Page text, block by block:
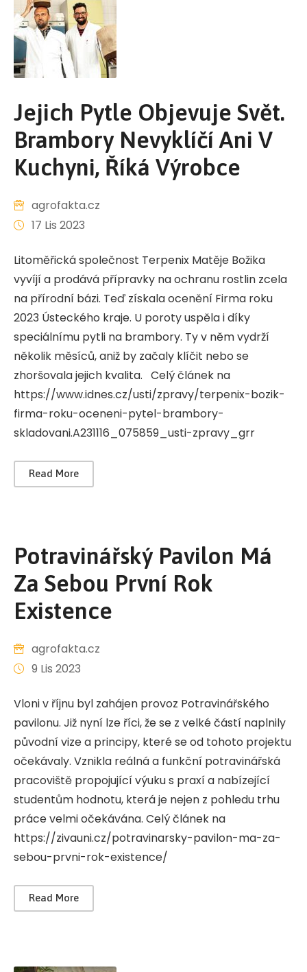
Jejich Pytle Objevuje Svět.
Brambory Nevyklíčí Ani V
Kuchyni, Říká Výrobce
agrofakta.cz
17 Lis 2023
Litoměřická společnost Terpenix Matěje Božika
vyvíjí a prodává přípravky na ochranu rostlin zcela
na přírodní bázi. Teď získala ocenění Firma roku
2023 Ústeckého kraje. U poroty uspěla i díky
speciálnímu pytli na brambory. Ty v něm vydrží
několik měsíců, aniž by začaly klíčit nebo se
zhoršovala jejich kvalita. Celý článek na
https://www.idnes.cz/usti/zpravy/terpenix-bozik-
firma-roku-oceneni-pytel-brambory-
skladovani.A231116_075859_usti-zpravy_grr
Read More
Potravinářský Pavilon Má
Za Sebou První Rok
Existence
agrofakta.cz
9 Lis 2023
Vloni v říjnu byl zahájen provoz Potravinářského
pavilonu. Již nyní lze říci, že se z velké částí naplnily
původní vize a principy, které se od tohoto projektu
očekávaly. Vznikla reálná a funkční potravinářská
pracoviště propojující výuku s praxí a nabízející
studentům hodnotu, která je nejen z pohledu trhu
práce velmi očekávána. Celý článek na
https://zivauni.cz/potravinarsky-pavilon-ma-za-
sebou-prvni-rok-existence/
Read More